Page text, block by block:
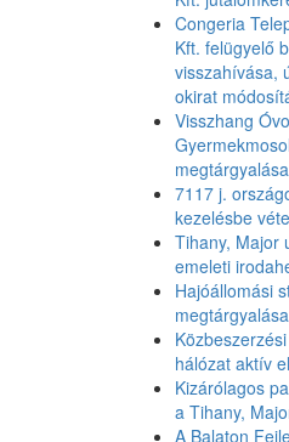
Congeria
Kft. felügyelő
visszahívása,
okirat
Visszhang
megtárgyalása
7117 j.
kezelésbe
Tihany, Major
emeleti
Hajóállomási
megtárgyalása
hálózat aktív
Kizárólagos
a Tihany,
A Balaton